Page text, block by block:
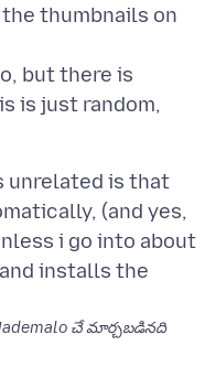
thumbnails on
but there is
is just random,
unrelated is that
(and yes,
i go into about
installs the
చే మార్చబడినది